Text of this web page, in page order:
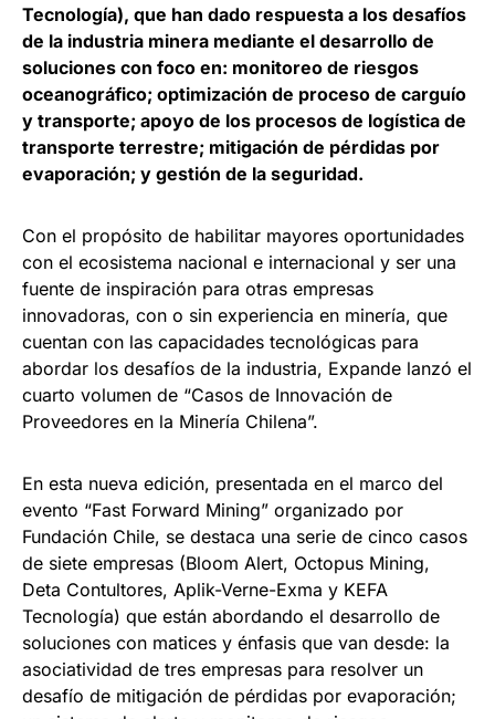
Tecnología), que han dado respuesta a los desafíos
de la industria minera mediante el desarrollo de
soluciones con foco en: monitoreo de riesgos
oceanográfico; optimización de proceso de carguío
y transporte; apoyo de los procesos de logística de
transporte terrestre; mitigación de pérdidas por
evaporación; y gestión de la seguridad.
Con el propósito de habilitar mayores oportunidades
con el ecosistema nacional e internacional y ser una
fuente de inspiración para otras empresas
innovadoras, con o sin experiencia en minería, que
cuentan con las capacidades tecnológicas para
abordar los desafíos de la industria, Expande lanzó el
cuarto volumen de “Casos de Innovación de
Proveedores en la Minería Chilena”.
En esta nueva edición, presentada en el marco del
evento “Fast Forward Mining” organizado por
Fundación Chile, se destaca una serie de cinco casos
de siete empresas (Bloom Alert, Octopus Mining,
Deta Contultores, Aplik-Verne-Exma y KEFA
Tecnología) que están abordando el desarrollo de
soluciones con matices y énfasis que van desde: la
asociatividad de tres empresas para resolver un
desafío de mitigación de pérdidas por evaporación;